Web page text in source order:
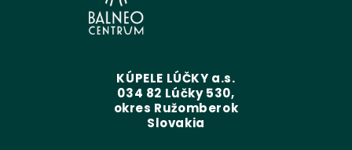
KÚPELE LÚČKY a.s.
034 82 Lúčky 530,
okres Ružomberok
Slovakia